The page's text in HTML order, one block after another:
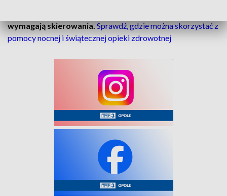
wymagają skierowania.Sprawdź, gdzie można skorzystać z
pomocy nocnej i świątecznej opieki zdrowotnej